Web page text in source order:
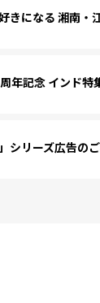
きになる 湘南・
年記念 インド特
シリーズ広告の